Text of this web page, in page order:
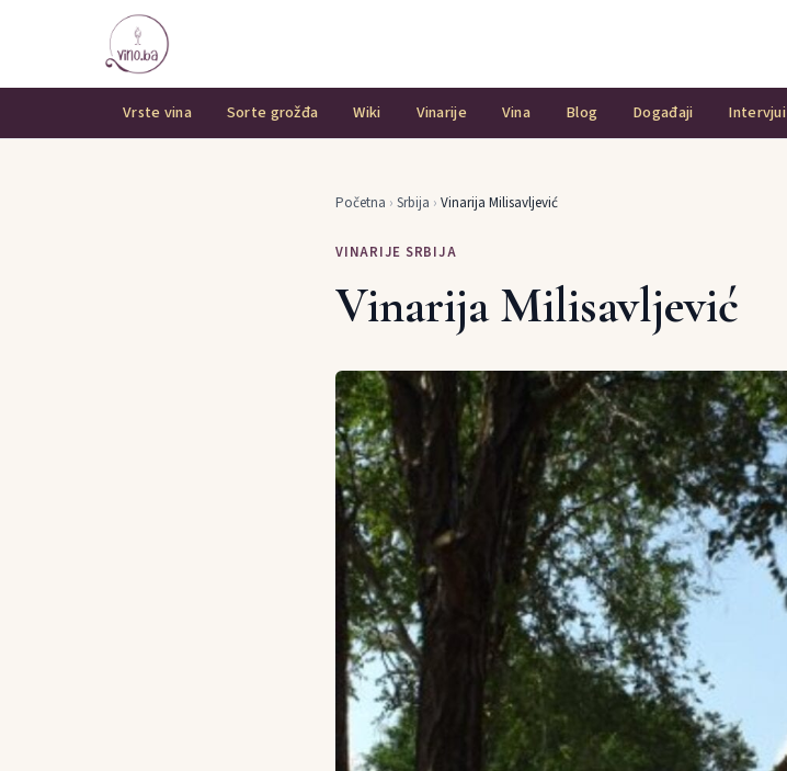
Vrste vina Sorte grožđa Wiki Vinarije Vina Blog Događaji Intervjui
Početna › Srbija › Vinarija Milisavljević
VINARIJE SRBIJA
Vinarija Milisavljević